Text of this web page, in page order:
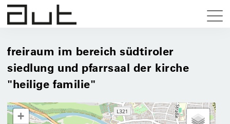
freiraum im bereich südtiroler
siedlung und pfarrsaal der kirche
"heilige familie"
+